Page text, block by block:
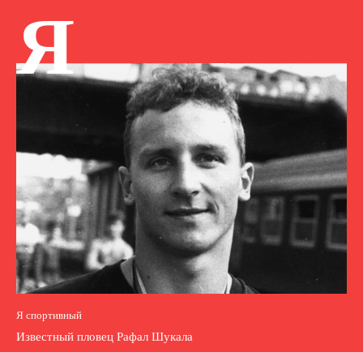
Я
Я спортивный
Известный пловец Рафал Шукала